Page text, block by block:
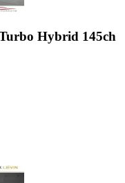
Hybrid 145ch